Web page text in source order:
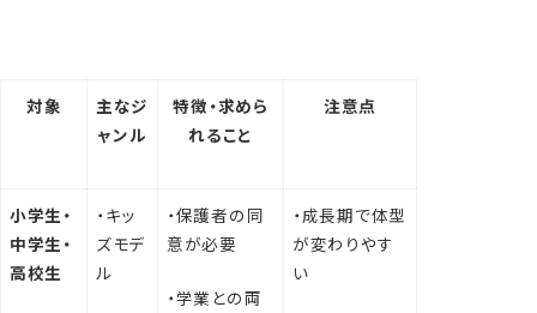
対象
主なジ
ャンル
特徴・求めら
れること
注意点
小学生・
中学生・
高校生
・キッ
ズモデ
ル
・保護者の同
意が必要
・学業との両
・成長期で体型
が変わりやす
い